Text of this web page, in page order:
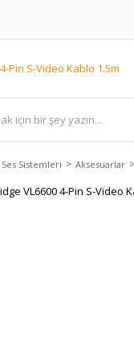
Sistemleri Aksesuarlar